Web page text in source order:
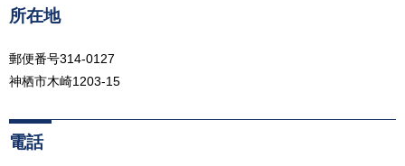
所在地
郵便番号314-0127
神栖市木崎1203-15
電話